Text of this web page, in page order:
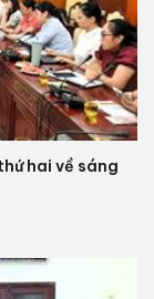
hai về sáng